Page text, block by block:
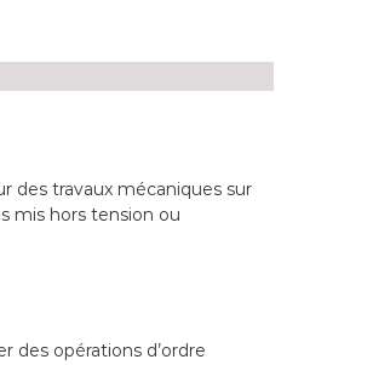
des travaux mécaniques sur
mis hors tension ou
des opérations d’ordre